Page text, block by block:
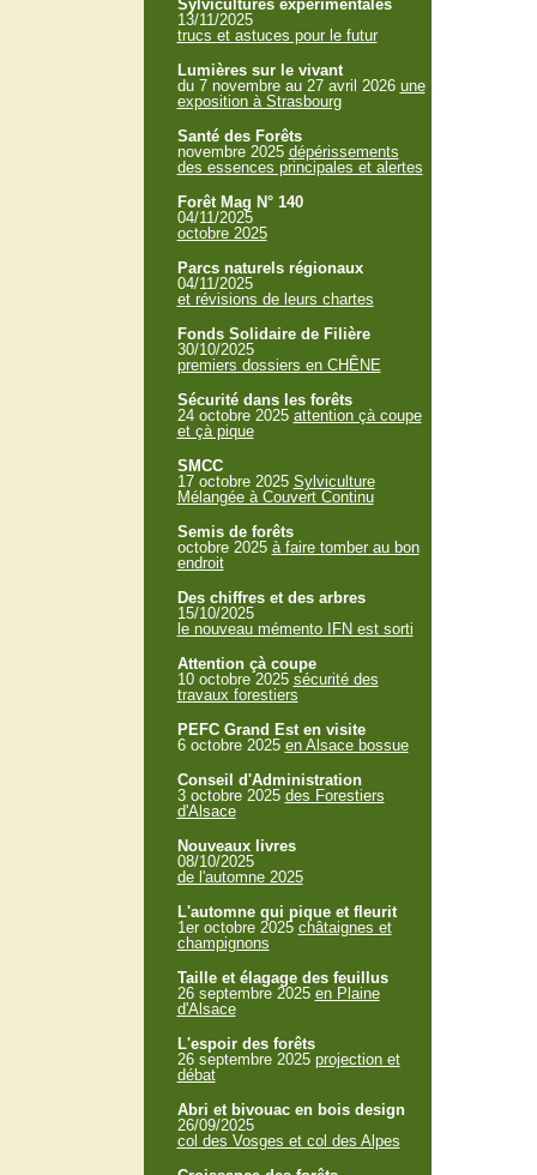
Sylvicultures expérimentales
13/11/2025
trucs et astuces pour le futur
Lumières sur le vivant
du 7 novembre au 27 avril 2026 une
exposition à Strasbourg
Santé des Forêts
novembre 2025 dépérissements
des essences principales et alertes
Forêt Mag N° 140
04/11/2025
octobre 2025
Parcs naturels régionaux
04/11/2025
et révisions de leurs chartes
Fonds Solidaire de Filière
30/10/2025
premiers dossiers en CHÊNE
Sécurité dans les forêts
24 octobre 2025 attention çà coupe
et çà pique
SMCC
17 octobre 2025 Sylviculture
Mélangée à Couvert Continu
Semis de forêts
octobre 2025 à faire tomber au bon
endroit
Des chiffres et des arbres
15/10/2025
le nouveau mémento IFN est sorti
Attention çà coupe
10 octobre 2025 sécurité des
travaux forestiers
PEFC Grand Est en visite
6 octobre 2025 en Alsace bossue
Conseil d'Administration
3 octobre 2025 des Forestiers
d'Alsace
Nouveaux livres
08/10/2025
de l'automne 2025
L'automne qui pique et fleurit
1er octobre 2025 châtaignes et
champignons
Taille et élagage des feuillus
26 septembre 2025 en Plaine
d'Alsace
L'espoir des forêts
26 septembre 2025 projection et
débat
Abri et bivouac en bois design
26/09/2025
col des Vosges et col des Alpes